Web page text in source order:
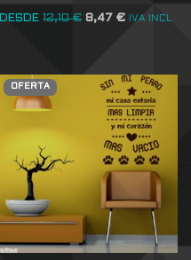
DESDE 12,10€ 8,47€ IVA INCL
OFERTA